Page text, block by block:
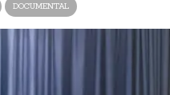
DOCUMENTAL